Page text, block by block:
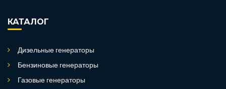
КАТАЛОГ
Дизельные генераторы
Бензиновые генераторы
Газовые генераторы